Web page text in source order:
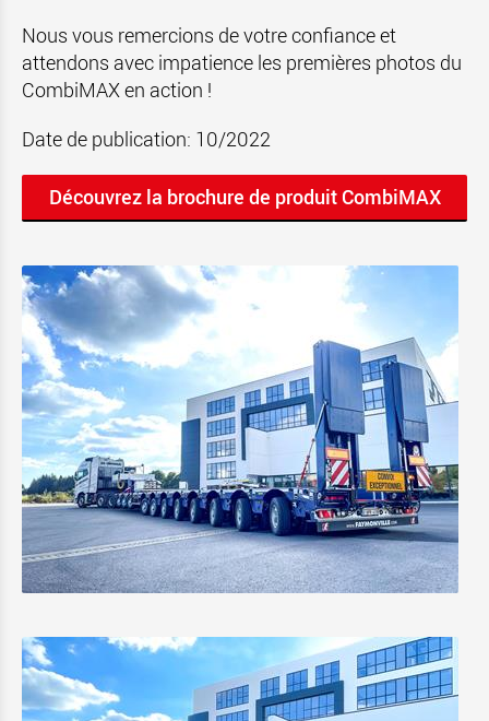
Nous vous remercions de votre confiance et
attendons avec impatience les premières photos du
CombiMAX en action !
Date de publication: 10/2022
Découvrez la brochure de produit CombiMAX